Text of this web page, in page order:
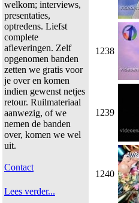
welkom; interviews,
presentaties,
optredens. Liefst
complete
afleveringen. Zelf
opgenomen banden
zetten we gratis voor
je over en komen
indien gewenst netjes
retour. Ruilmateriaal
aanwezig, of we
nemen de banden
over, komen we wel
uit.
Contact
Lees verder...
1238
1239
1240